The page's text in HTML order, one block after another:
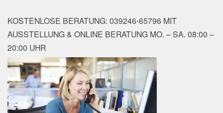
KOSTENLOSE BERATUNG: 039246-65796 MIT
AUSSTELLUNG & ONLINE BERATUNG MO. – SA. 08:00 –
20:00 UHR